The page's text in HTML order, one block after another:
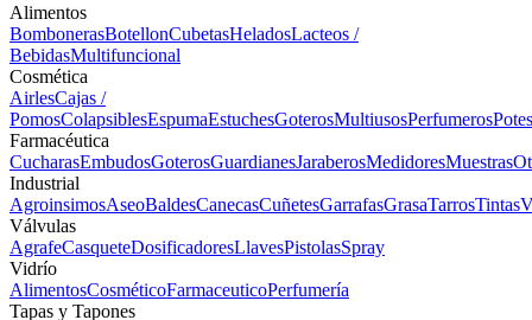
Alimentos
BombonerasBotellonCubetasHeladosLacteos /
BebidasMultifuncional
Cosmética
AirlesCajas /
PomosColapsiblesEspumaEstuchesGoterosMultiusosPerfumerosPotes
Farmacéutica
CucharasEmbudosGoterosGuardianesJaraberosMedidoresMuestras
Industrial
AgroinsimosAseoBaldesCanecasCuñetesGarrafasGrasaTarrosTintas
Válvulas
AgrafeCasqueteDosificadoresLlavesPistolasSpray
Vidrío
AlimentosCosméticoFarmaceuticoPerfumería
Tapas y Tapones